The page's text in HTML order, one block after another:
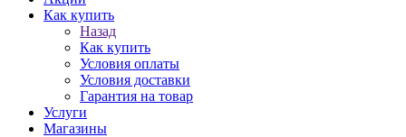
Как купить
Назад
Как купить
Условия оплаты
Условия доставки
Гарантия на товар
Услуги
Магазины